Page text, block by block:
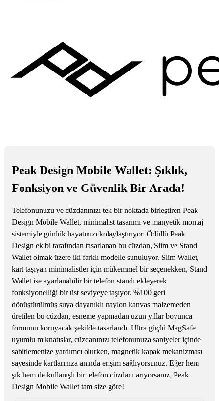
Peak Design Mobile Wallet: Şıklık,
Fonksiyon ve Güvenlik Bir Arada!
Telefonunuzu ve cüzdanınızı tek bir noktada birleştiren Peak
Design Mobile Wallet, minimalist tasarımı ve manyetik montaj
sistemiyle günlük hayatınızı kolaylaştırıyor. Ödüllü Peak
Design ekibi tarafından tasarlanan bu cüzdan, Slim ve Stand
Wallet olmak üzere iki farklı modelle sunuluyor. Slim Wallet,
kart taşıyan minimalistler için mükemmel bir seçenekken, Stand
Wallet ise ayarlanabilir bir telefon standı ekleyerek
fonksiyonelliği bir üst seviyeye taşıyor. %100 geri
dönüştürülmüş suya dayanıklı naylon kanvas malzemeden
üretilen bu cüzdan, esneme yapmadan uzun yıllar boyunca
formunu koruyacak şekilde tasarlandı. Ultra güçlü MagSafe
uyumlu mıknatıslar, cüzdanınızı telefonunuza saniyeler içinde
sabitlemenize yardımcı olurken, magnetik kapak mekanizması
sayesinde kartlarınıza anında erişim sağlıyorsunuz. Eğer hem
şık hem de kullanışlı bir telefon cüzdanı arıyorsanız, Peak
Design Mobile Wallet tam size göre!